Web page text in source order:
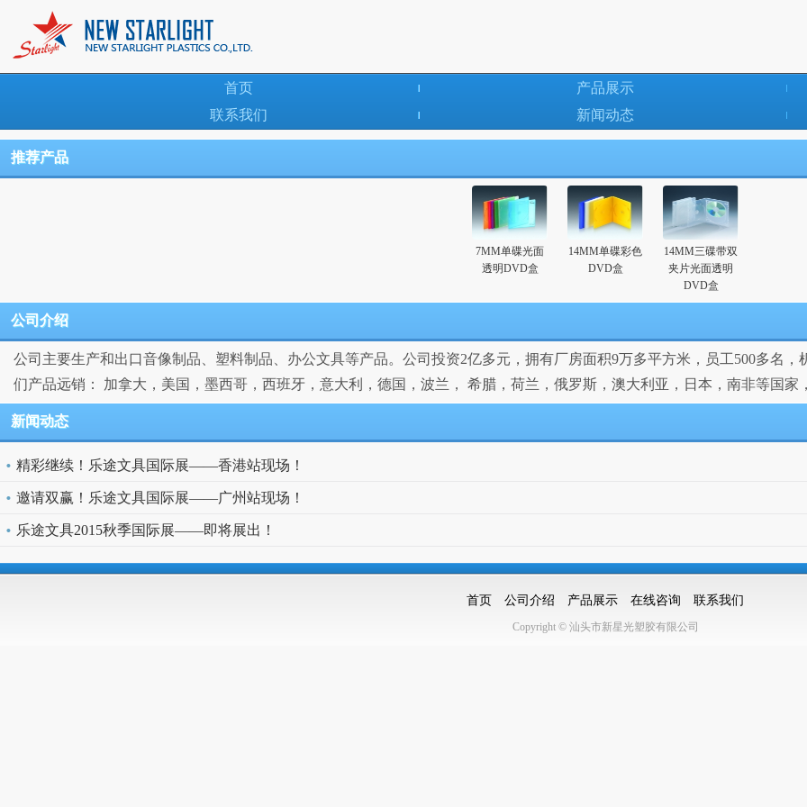
首页
产品展示
联系我们
新闻动态
推荐产品
7MM单碟光面
透明DVD盒
14MM单碟彩色
DVD盒
14MM三碟带双
夹片光面透明
DVD盒
公司介绍
公司主要生产和出口音像制品、塑料制品、办公文具等产品。公司投资2亿多元，拥有厂房面积9万多平方米，员工500多名
们产品远销： 加拿大，美国，墨西哥，西班牙，意大利，德国，波兰， 希腊，荷兰，俄罗斯，澳大利亚，日本，南非等国家
新闻动态
精彩继续！乐途文具国际展——香港站现场！
邀请双赢！乐途文具国际展——广州站现场！
乐途文具2015秋季国际展——即将展出！
首页 公司介绍 产品展示 在线咨询 联系我们
Copyright © 汕头市新星光塑胶有限公司